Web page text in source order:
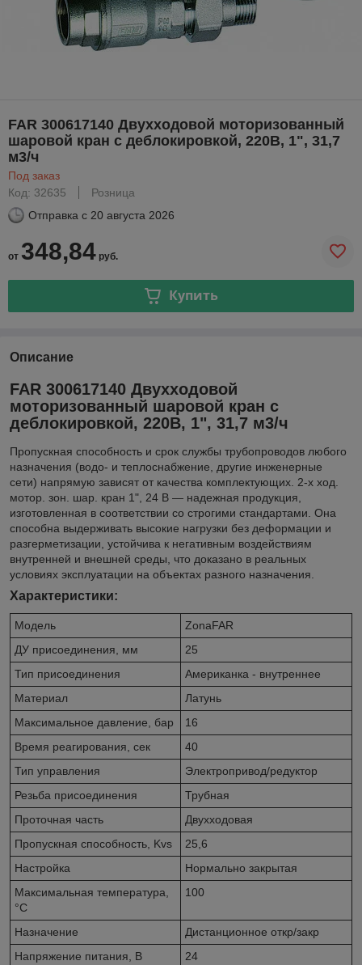
FAR 300617140 Двухходовой моторизованный
шаровой кран с деблокировкой, 220В, 1", 31,7
м3/ч
Под заказ
Код: 32635
Розница
Отправка с 20 августа 2026
от 348,84 руб.
Купить
Описание
FAR 300617140 Двухходовой
моторизованный шаровой кран с
деблокировкой, 220В, 1", 31,7 м3/ч
Пропускная способность и срок службы трубопроводов любого
назначения (водо- и теплоснабжение, другие инженерные
сети) напрямую зависят от качества комплектующих. 2-х ход.
мотор. зон. шар. кран 1", 24 В — надежная продукция,
изготовленная в соответствии со строгими стандартами. Она
способна выдерживать высокие нагрузки без деформации и
разгерметизации, устойчива к негативным воздействиям
внутренней и внешней среды, что доказано в реальных
условиях эксплуатации на объектах разного назначения.
Характеристики:
Модель
ZonaFAR
ДУ присоединения, мм
25
Тип присоединения
Американка - внутреннее
Материал
Латунь
Максимальное давление, бар
16
Время реагирования, сек
40
Тип управления
Электропривод/редуктор
Резьба присоединения
Трубная
Проточная часть
Двухходовая
Пропускная способность, Kvs
25,6
Настройка
Нормально закрытая
Максимальная температура,
°С
100
Назначение
Дистанционное откр/закр
Напряжение питания, В
24